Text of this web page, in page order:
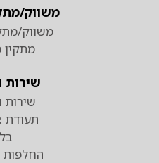
משווק/
משווק/
מתקין
שירות
שירות
תעודת
החלפות